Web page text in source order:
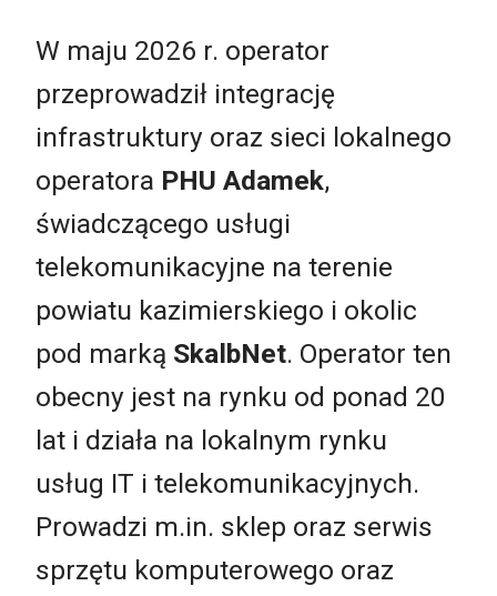
W maju 2026 r. operator
przeprowadził integrację
infrastruktury oraz sieci lokalnego
operatora PHU Adamek,
świadczącego usługi
telekomunikacyjne na terenie
powiatu kazimierskiego i okolic
pod marką SkalbNet. Operator ten
obecny jest na rynku od ponad 20
lat i działa na lokalnym rynku
usług IT i telekomunikacyjnych.
Prowadzi m.in. sklep oraz serwis
sprzętu komputerowego oraz